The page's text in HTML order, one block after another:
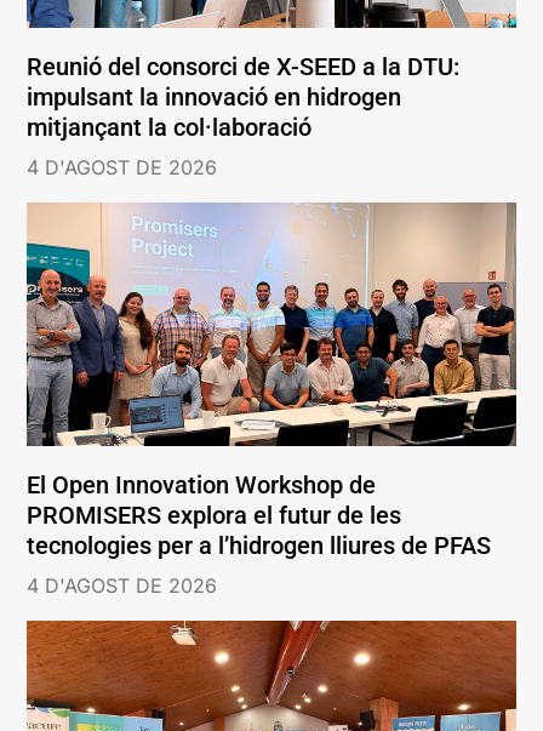
Reunió del consorci de X-SEED a la DTU:
impulsant la innovació en hidrogen
mitjançant la col·laboració
4 D'AGOST DE 2026
El Open Innovation Workshop de
PROMISERS explora el futur de les
tecnologies per a l’hidrogen lliures de PFAS
4 D'AGOST DE 2026